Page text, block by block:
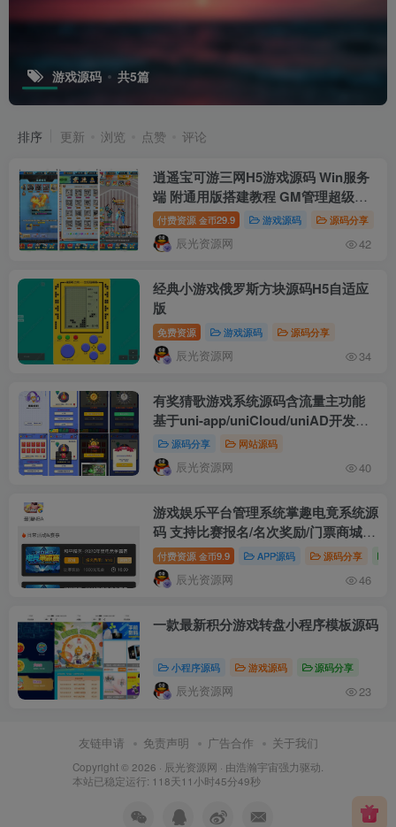
游戏源码 共5篇
排序 更新 浏览 点赞 评论
逍遥宝可游三网H5游戏源码 Win服务
端 附通用版搭建教程 GM管理超级后
台 多区+跨服系统
付费资源 金币29.9 游戏源码 源码分享
辰光资源网 42
经典小游戏俄罗斯方块源码H5自适应
版
免费资源 游戏源码 源码分享
辰光资源网 34
有奖猜歌游戏系统源码含流量主功能
基于uni-app/uniCloud/uniAD开发的
创新小游戏系统
源码分享 网站源码
辰光资源网 40
游戏娱乐平台管理系统掌趣电竟系统源
码 支持比赛报名/名次奖励/门票商城/
会员系统/代理推广等功能
付费资源 金币9.9 APP源码 源码分享
辰光资源网 46
一款最新积分游戏转盘小程序模板源码
小程序源码 游戏源码 源码分享
辰光资源网 23
友链申请 免责声明 广告合作 关于我们
Copyright © 2026 · 辰光资源网 · 由浩瀚宇宙强力驱动.
本站已稳定运行: 118天11小时45分49秒